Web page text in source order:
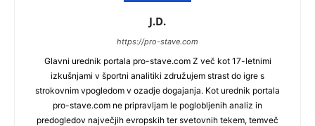
J.D.
https://pro-stave.com
Glavni urednik portala pro-stave.com Z več kot 17-letnimi
izkušnjami v športni analitiki združujem strast do igre s
strokovnim vpogledom v ozadje dogajanja. Kot urednik portala
pro-stave.com ne pripravljam le poglobljenih analiz in
predogledov največjih evropskih ter svetovnih tekem, temveč